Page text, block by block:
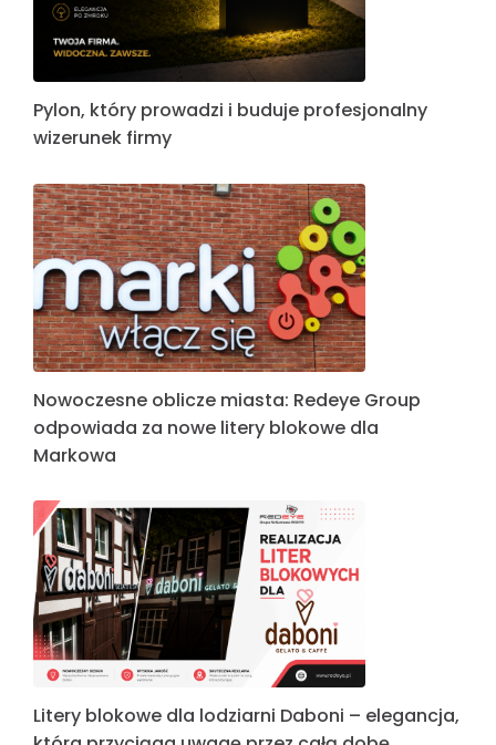
Pylon, który prowadzi i buduje profesjonalny
wizerunek firmy
Nowoczesne oblicze miasta: Redeye Group
odpowiada za nowe litery blokowe dla
Markowa
Litery blokowe dla lodziarni Daboni – elegancja,